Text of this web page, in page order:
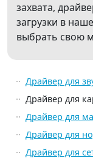
захвата,
загрузки в
выбрать свою
Драйвер для
Драйвер для
Драйвер для
Драйвер для
Драйвер для